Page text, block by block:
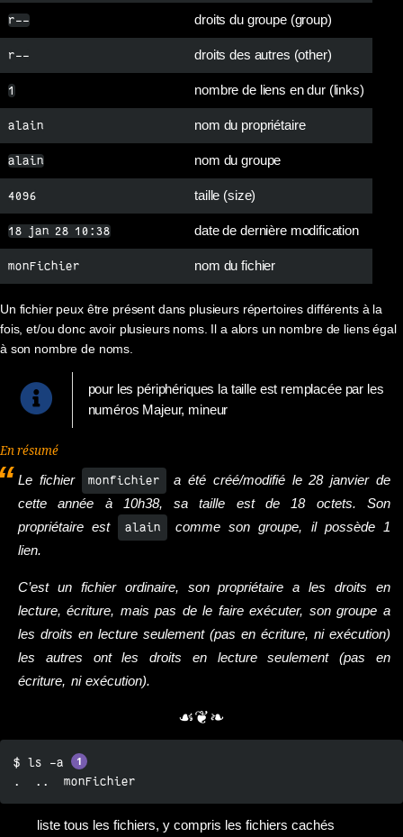
r-- droits du groupe (group)
r-- droits des autres (other)
1 nombre de liens en dur (links)
alain nom du propriétaire
alain nom du groupe
4096 taille (size)
18 jan 28 10:38 date de dernière modification
monFichier nom du fichier
Un fichier peux être présent dans plusieurs répertoires différents à la
fois, et/ou donc avoir plusieurs noms. Il a alors un nombre de liens égal
à son nombre de noms.
pour les périphériques la taille est remplacée par les
numéros Majeur, mineur
En résumé
Le fichier monfichier
a été créé/modifié le 28 janvier de
cette année à 10h38, sa taille est de 18 octets. Son
propriétaire est
alain
comme son groupe, il possède 1
lien.
C’est un fichier ordinaire, son propriétaire a les droits en
lecture, écriture, mais pas de le faire exécuter, son groupe a
les droits en lecture seulement (pas en écriture, ni exécution)
les autres ont les droits en lecture seulement (pas en
écriture, ni exécution).
☙❦❧
$ ls -a
.  ..  monFichier
liste tous les fichiers, y compris les fichiers cachés